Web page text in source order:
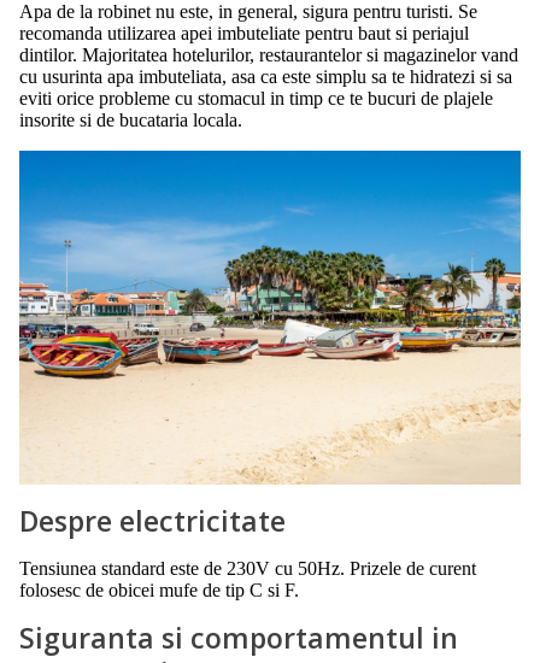
Apa de la robinet nu este, in general, sigura pentru turisti. Se
recomanda utilizarea apei imbuteliate pentru baut si periajul
dintilor. Majoritatea hotelurilor, restaurantelor si magazinelor vand
cu usurinta apa imbuteliata, asa ca este simplu sa te hidratezi si sa
eviti orice probleme cu stomacul in timp ce te bucuri de plajele
insorite si de bucataria locala.
Despre electricitate
Tensiunea standard este de 230V cu 50Hz. Prizele de curent
folosesc de obicei mufe de tip C si F.
Siguranta si comportamentul in